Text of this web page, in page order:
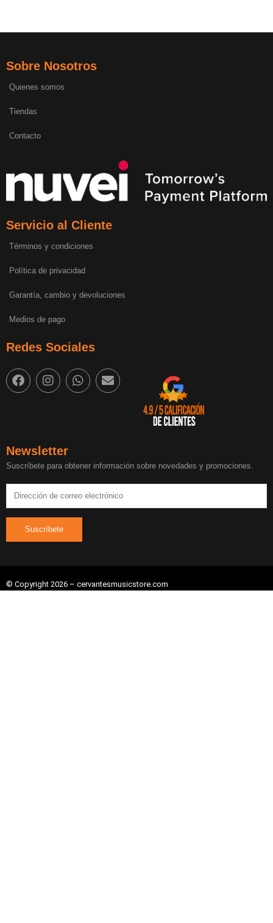
Sobre Nosotros
Quienes somos
Tiendas
Contacto
Servicio al Cliente
Términos y condiciones
Política de privacidad
Garantía, cambio y devoluciones
Medios de pago
Redes Sociales
Newsletter
Suscríbete para obtener información sobre novedades y promociones.
© Copyright 2026 – cervantesmusicstore.com